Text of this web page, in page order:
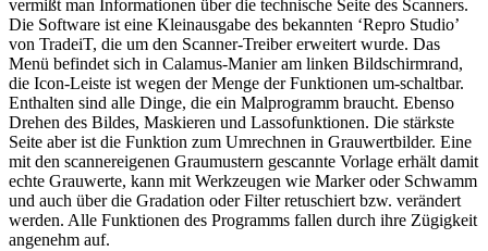
vermißt man Informationen über die technische Seite des Scanners.
Die Software ist eine Kleinausgabe des bekannten ‘Repro Studio’
von TradeiT, die um den Scanner-Treiber erweitert wurde. Das
Menü befindet sich in Calamus-Manier am linken Bildschirmrand,
die Icon-Leiste ist wegen der Menge der Funktionen um-schaltbar.
Enthalten sind alle Dinge, die ein Malprogramm braucht. Ebenso
Drehen des Bildes, Maskieren und Lassofunktionen. Die stärkste
Seite aber ist die Funktion zum Umrechnen in Grauwertbilder. Eine
mit den scannereigenen Graumustern gescannte Vorlage erhält damit
echte Grauwerte, kann mit Werkzeugen wie Marker oder Schwamm
und auch über die Gradation oder Filter retuschiert bzw. verändert
werden. Alle Funktionen des Programms fallen durch ihre Zügigkeit
angenehm auf.